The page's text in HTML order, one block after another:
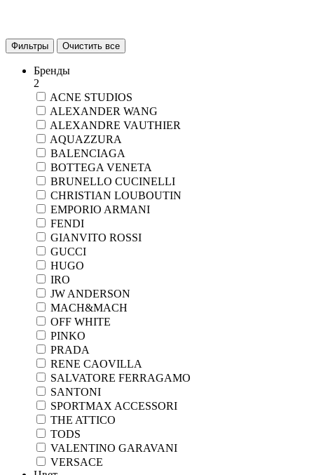
Фильтры Очистить все
Бренды
2
ACNE STUDIOS
ALEXANDER WANG
ALEXANDRE VAUTHIER
AQUAZZURA
BALENCIAGA
BOTTEGA VENETA
BRUNELLO CUCINELLI
CHRISTIAN LOUBOUTIN
EMPORIO ARMANI
FENDI
GIANVITO ROSSI
GUCCI
HUGO
IRO
JW ANDERSON
MACH&MACH
OFF WHITE
PINKO
PRADA
RENE CAOVILLA
SALVATORE FERRAGAMO
SANTONI
SPORTMAX ACCESSORI
THE ATTICO
TODS
VALENTINO GARAVANI
VERSACE